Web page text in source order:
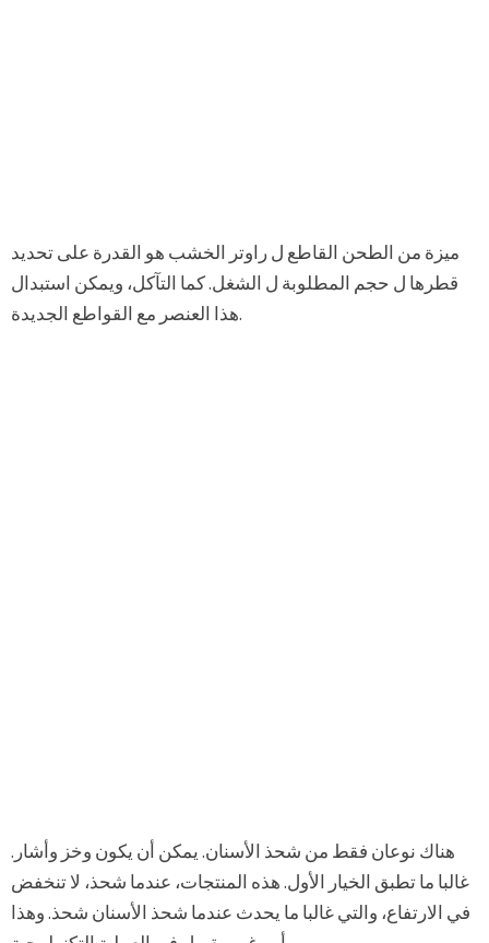
ميزة من الطحن القاطع ل راوتر الخشب هو القدرة على تحديد
قطرها ل حجم المطلوبة ل الشغل. كما التآكل، ويمكن استبدال
هذا العنصر مع القواطع الجديدة.
هناك نوعان فقط من شحذ الأسنان. يمكن أن يكون وخز وأشار.
غالبا ما تطبق الخيار الأول. هذه المنتجات، عندما شحذ، لا تنخفض
في الارتفاع، والتي غالبا ما يحدث عندما شحذ الأسنان شحذ. وهذا